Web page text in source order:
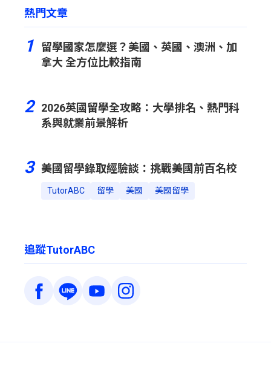
熱門文章
1
留學國家怎麼選？美國、英國、澳洲、加
拿大 全方位比較指南
2
2026英國留學全攻略：大學排名、熱門科
系與就業前景解析
3 美國留學錄取經驗談：挑戰美國前百名校
TutorABC 留學 美國 美國留學
追蹤TutorABC